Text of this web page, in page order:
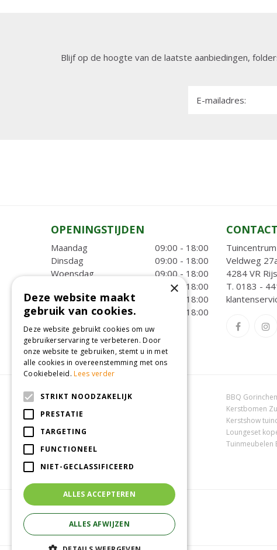
Blijf op de hoogte van de laatste aanbiedingen,
E-mailadres:
OPENINGSTIJDEN
Maandag
09:00 - 18:00
Dinsdag
09:00 - 18:00
Woensdag
09:00 - 18:00
09:00 - 18:00
Vrijdag
09:00 - 18:00
Zaterdag
09:00 - 18:00
Toon alle openingstijden
CONTACT
Veldweg
4284 VR
T. 0183 -
Dierenwinkel Oosterhout
Tuincentrum Zuid-Holland
BBQ
Kerstbomen
Kerstshow
Loungeset
Tuinmeubelen
×
Deze website maakt
gebruik van cookies.
Deze website gebruikt cookies om uw
gebruikerservaring te verbeteren. Door
onze website te gebruiken, stemt u in met
alle cookies in overeenstemming met ons
Cookiebeleid.Lees verder
STRIKT NOODZAKELIJK
PRESTATIE
TARGETING
FUNCTIONEEL
NIET-GECLASSIFICEERD
ALLES ACCEPTEREN
ALLES AFWIJZEN